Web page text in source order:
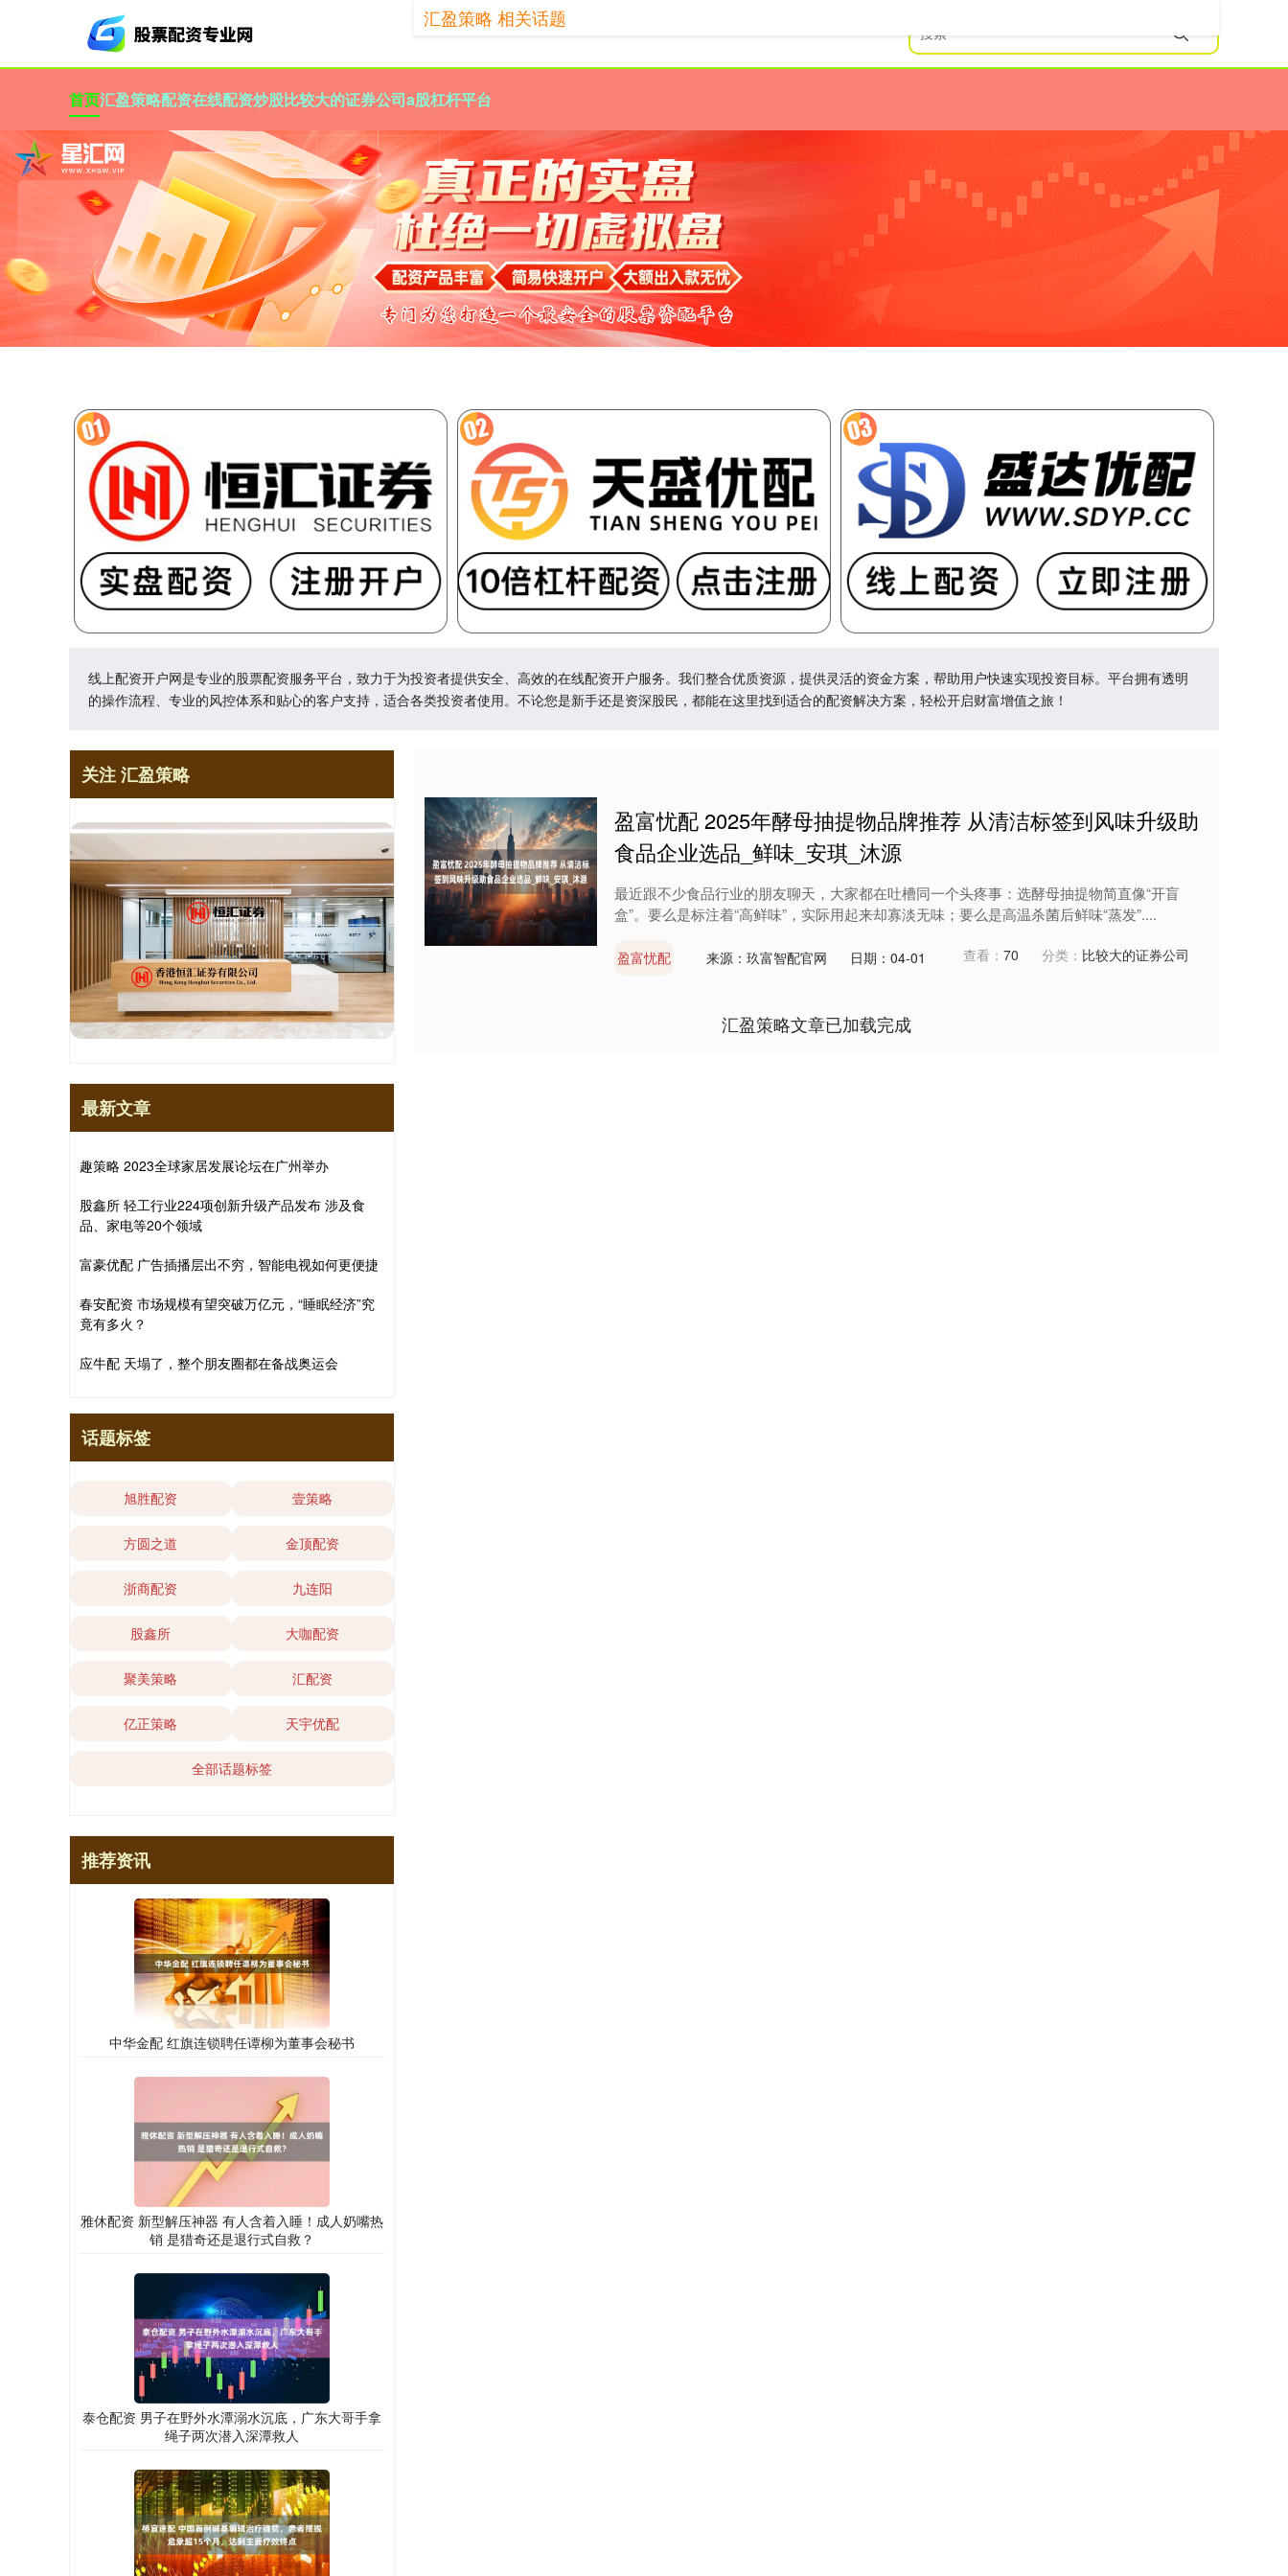
首页汇盈策略配资在线配资炒股比较大的证券公司a股杠杆平台
线上配资开户网是专业的股票配资服务平台，致力于为投资者提供安全、高效的在线配资开户服务。我们整合优质资源，提供灵活的资金方案，帮助用户快速实现投资目标。平台拥有透明
的操作流程、专业的风控体系和贴心的客户支持，适合各类投资者使用。不论您是新手还是资深股民，都能在这里找到适合的配资解决方案，轻松开启财富增值之旅！
汇盈策略 相关话题
盈富忧配 2025年酵母抽提物品牌推荐 从清洁标签到风味升级助
食品企业选品_鲜味_安琪_沐源
最近跟不少食品行业的朋友聊天，大家都在吐槽同一个头疼事：选酵母抽提物简直像“开盲
盒”。要么是标注着“高鲜味”，实际用起来却寡淡无味；要么是高温杀菌后鲜味“蒸发”....
盈富忧配 来源：玖富智配官网 日期：04-01 查看： 70 分类： 比较大的证券公司
汇盈策略文章已加载完成
关注 汇盈策略
最新文章
趣策略 2023全球家居发展论坛在广州举办
股鑫所 轻工行业224项创新升级产品发布 涉及食
品、家电等20个领域
富豪优配 广告插播层出不穷，智能电视如何更便捷
春安配资 市场规模有望突破万亿元，“睡眠经济”究
竟有多火？
应牛配 天塌了，整个朋友圈都在备战奥运会
话题标签
旭胜配资 壹策略
方圆之道 金顶配资
浙商配资 九连阳
股鑫所 大咖配资
聚美策略 汇配资
亿正策略 天宇优配
全部话题标签
推荐资讯
中华金配 红旗连锁聘任谭柳为董事会秘书
雅休配资 新型解压神器 有人含着入睡！成人奶嘴热
销 是猎奇还是退行式自救？
泰仓配资 男子在野外水潭溺水沉底，广东大哥手拿
绳子两次潜入深潭救人